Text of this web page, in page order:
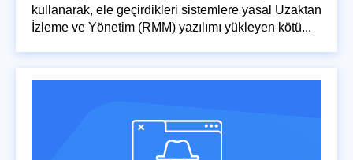
kullanarak, ele geçirdikleri sistemlere yasal Uzaktan
İzleme ve Yönetim (RMM) yazılımı yükleyen kötü...